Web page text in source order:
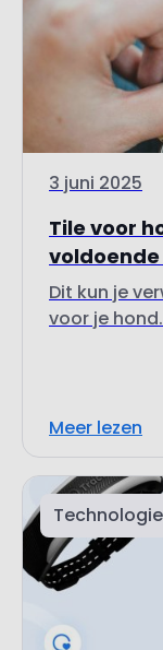
3 juni 2025
voldoende
Dit kun je
voor je
Technologie